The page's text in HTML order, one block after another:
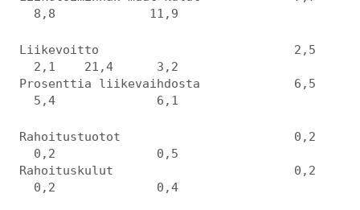
8,8 11,9
Liikevoitto 2,5
2,1 21,4 3,2
Prosenttia liikevaihdosta 6,5
5,4 6,1
Rahoitustuotot 0,2
0,2 0,5
Rahoituskulut 0,2
0,2 0,4